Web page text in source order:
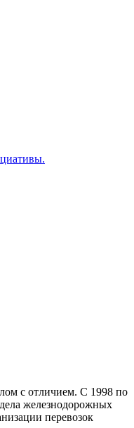
с отличием. С 1998 по
железнодорожных
перевозок